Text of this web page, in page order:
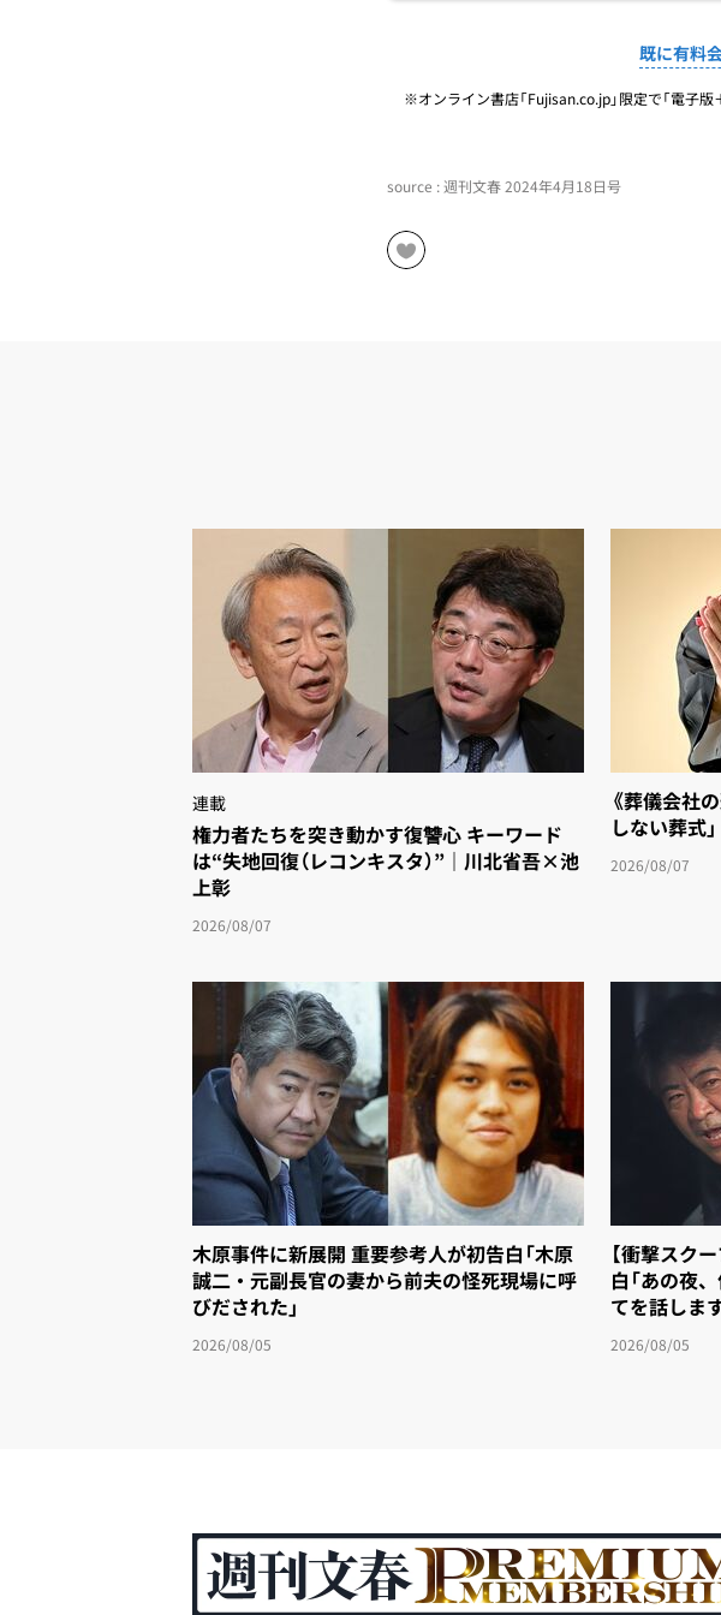
既に有料
※オンライン書店「Fujisan.co.jp」限定で「電子
source : 週刊文春 2024年4月18日号
連載
権力者たちを突き動かす復讐心 キーワード
は“失地回復（レコンキスタ）”｜川北省吾×池
上彰
2026/08/07
《葬儀会社
しない葬式」
2026/08/07
木原事件に新展開 重要参考人が初告白「木原
誠二・元副長官の妻から前夫の怪死現場に呼
びだされた」
2026/08/05
【衝撃スク
白「あの夜
てを話します
2026/08/05